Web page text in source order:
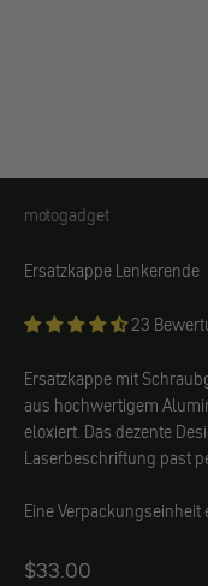
motogadget
motogadget
Ersatzkappe Lenkerende
23
Ersatzkappe mit
aus hochwertigem
eloxiert. Das dezente
Laserbeschriftung past
Eine Verpackungseinheit
Angebot
$33.00